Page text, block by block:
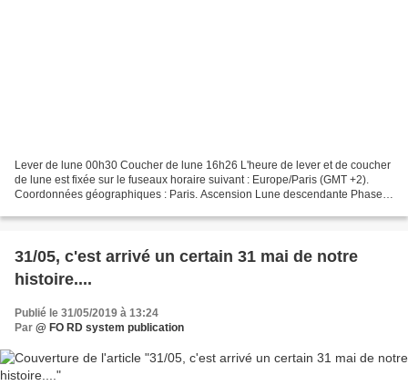
Lever de lune 00h30 Coucher de lune 16h26 L'heure de lever et de coucher
de lune est fixée sur le fuseaux horaire suivant : Europe/Paris (GMT +2).
Coordonnées géographiques : Paris. Ascension Lune descendante Phase
31/05, c'est arrivé un certain 31 mai de notre
histoire....
Publié le 31/05/2019 à 13:24
Par @ FO RD system publication